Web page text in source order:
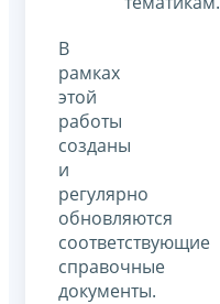
В
рамках
этой
работы
созданы
и
регулярно
обновляются
соответствующие
справочные
документы.